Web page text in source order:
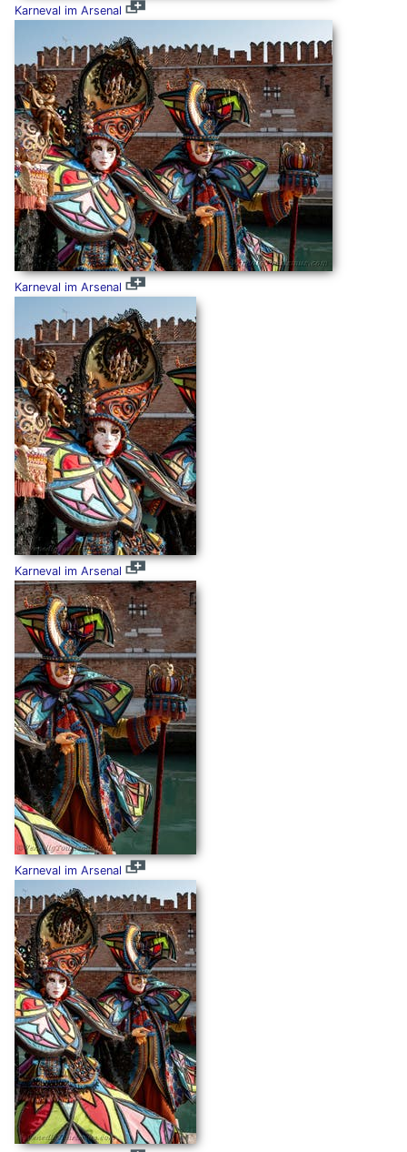
Karneval im Arsenal
Karneval im Arsenal
Karneval im Arsenal
Karneval im Arsenal